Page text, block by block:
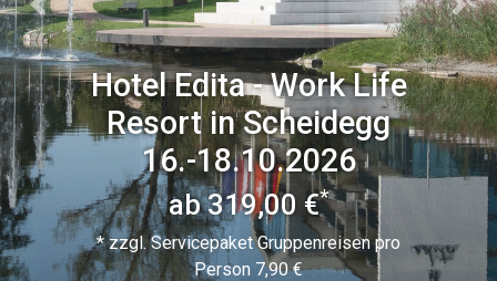
Hotel Edita - Work Life
Resort in Scheidegg
16.-18.10.2026
ab 319,00 €*
* zzgl. Servicepaket Gruppenreisen pro
Person 7,90 €
Previous Next